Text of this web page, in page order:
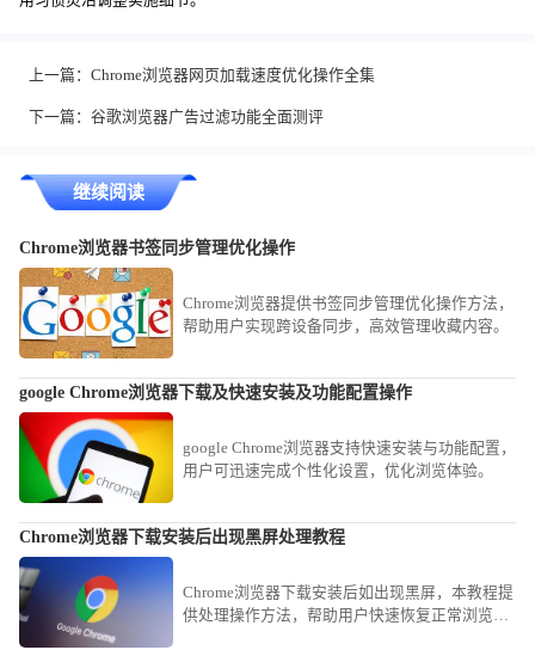
上一篇： Chrome浏览器网页加载速度优化操作全集
下一篇： 谷歌浏览器广告过滤功能全面测评
继续阅读
Chrome浏览器书签同步管理优化操作
Chrome浏览器提供书签同步管理优化操作方法，
帮助用户实现跨设备同步，高效管理收藏内容。
google Chrome浏览器下载及快速安装及功能配置操作
google Chrome浏览器支持快速安装与功能配置，
用户可迅速完成个性化设置，优化浏览体验。
Chrome浏览器下载安装后出现黑屏处理教程
Chrome浏览器下载安装后如出现黑屏，本教程提
供处理操作方法，帮助用户快速恢复正常浏览器